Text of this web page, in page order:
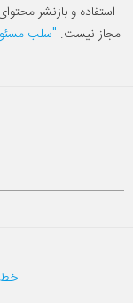
استفاده و بازنشر
مجاز نیست. "سلب